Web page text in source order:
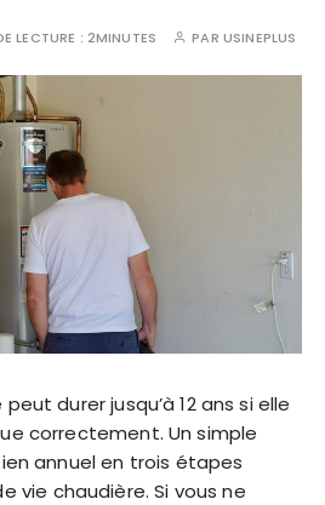
LECTURE : 2MINUTES PAR USINEPLUS
durer jusqu’à 12 ans si elle
correctement. Un simple
annuel en trois étapes
vie chaudière. Si vous ne